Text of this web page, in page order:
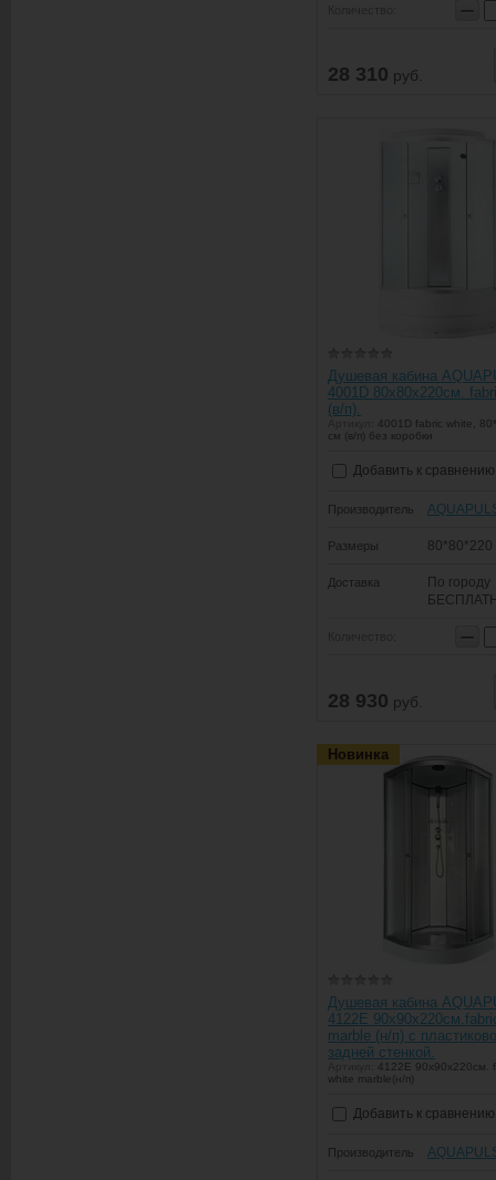
−
28 310 руб.
Душевая кабина
4001D 80х80х220см.
(в/п).
4001D fabric white,
см (в/п) без коробки
Добавить к сравнению
Производитель
Размеры 80*80*220
Доставка
По городу
−
28 930 руб.
Новинка
Душевая кабина
4122E
marble (н/п) с
задней стенкой.
4122E 90х90х220см.
white marble(н/п)
Добавить к сравнению
Производитель